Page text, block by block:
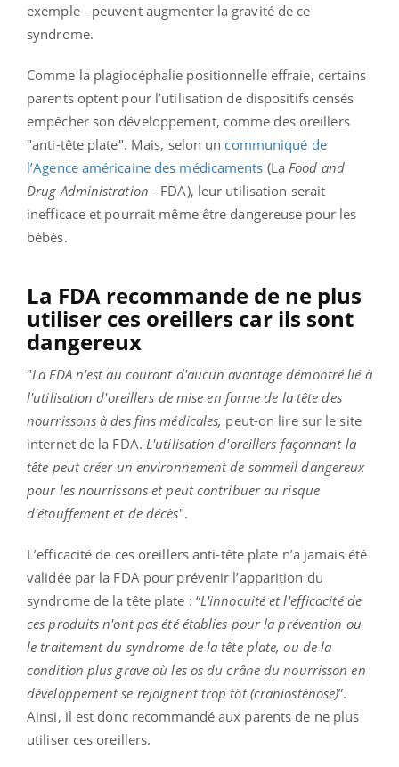
exemple - peuvent augmenter la gravité de ce
syndrome.
Comme la plagiocéphalie positionnelle effraie, certains
parents optent pour l’utilisation de dispositifs censés
empêcher son développement, comme des oreillers
"anti-tête plate". Mais, selon un communiqué de
l’Agence américaine des médicaments (La Food and
Drug Administration - FDA), leur utilisation serait
inefficace et pourrait même être dangereuse pour les
bébés.
La FDA recommande de ne plus
utiliser ces oreillers car ils sont
dangereux
"La FDA n'est au courant d'aucun avantage démontré lié à
l'utilisation d'oreillers de mise en forme de la tête des
nourrissons à des fins médicales, peut-on lire sur le site
internet de la FDA. L'utilisation d'oreillers façonnant la
tête peut créer un environnement de sommeil dangereux
pour les nourrissons et peut contribuer au risque
d'étouffement et de décès".
L’efficacité de ces oreillers anti-tête plate n’a jamais été
validée par la FDA pour prévenir l’apparition du
syndrome de la tête plate : “L'innocuité et l'efficacité de
ces produits n'ont pas été établies pour la prévention ou
le traitement du syndrome de la tête plate, ou de la
condition plus grave où les os du crâne du nourrisson en
développement se rejoignent trop tôt (craniosténose)”.
Ainsi, il est donc recommandé aux parents de ne plus
utiliser ces oreillers.